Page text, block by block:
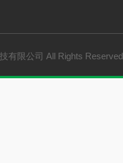
有限公司 All Rights